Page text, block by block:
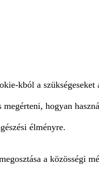
kból a
hogyan
élményre.
a közösségi